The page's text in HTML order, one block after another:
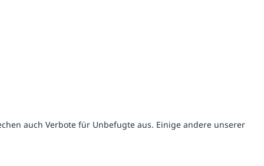
auch Verbote für Unbefugte aus. Einige andere unserer